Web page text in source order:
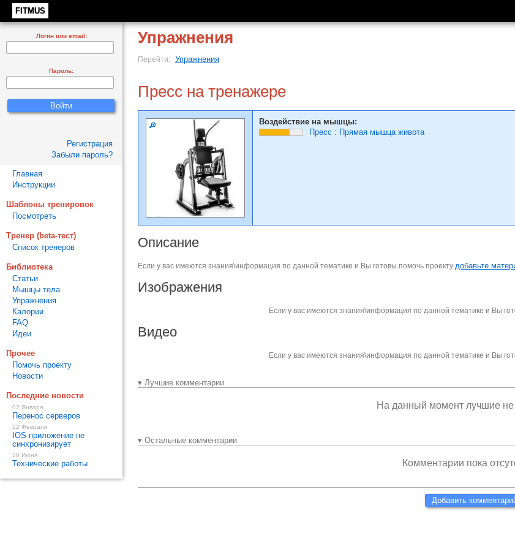
FITMUS
Упражнения
Перейти: Упражнения
Пресс на тренажере
Воздействие на мышцы:
Пресс : Прямая мышца живота
Описание
Если у вас имеются знания\информация по данной тематике и Вы готовы помочь проекту добавьте
Изображения
Если у вас имеются знания\информация по данной тематике и Вы
Видео
Если у вас имеются знания\информация по данной тематике и Вы
▾ Лучшие комментарии
На данный момент лучшие
▾ Остальные комментарии
Комментарии пока
Добавить
Логин или email:
Пароль:
Регистрация
Забыли пароль?
Главная
Инструкции
Шаблоны тренировок
Посмотреть
Тренер (beta-тест)
Список тренеров
Библиотека
Статьи
Мышцы тела
Упражнения
Калории
FAQ
Идеи
Прочее
Помочь проекту
Новости
Последние новости
02 Января
Перенос серверов
22 Февраля
IOS приложение не
синхронизирует
20 Июня
Технические работы